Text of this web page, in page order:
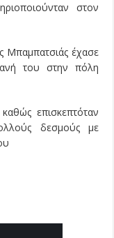
στον
Μπαμπατσιάς έχασε
του στην πόλη
επισκεπτόταν
δεσμούς με